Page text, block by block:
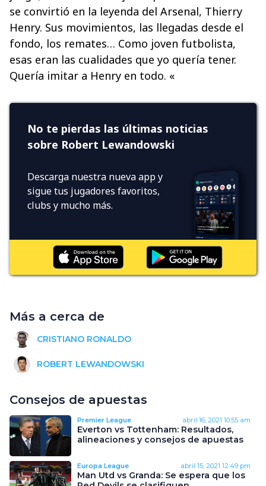
se convirtió en la leyenda del Arsenal, Thierry
Henry. Sus movimientos, las llegadas desde el
fondo, los remates… Como joven futbolista,
esas eran las cualidades que yo quería tener.
Quería imitar a Henry en todo. «
No te pierdas las últimas noticias
sobre Robert Lewandowski
Descarga nuestra nueva app y
sigue tus jugadores favoritos,
clubs y mucho más.
Más a cerca de
CRISTIANO RONALDO
ROBERT LEWANDOWSKI
Consejos de apuestas
Premier League abril 16, 2021 10:55 am
Everton vs Tottenham: Resultados,
alineaciones y consejos de apuestas
Europa League abril 15, 2021 12:49 pm
Man Utd vs Granda: Se espera que los